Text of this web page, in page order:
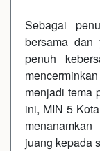
‎Sebagai
bersama dan
penuh
menjadi tema
ini, MIN 5
juang kepada